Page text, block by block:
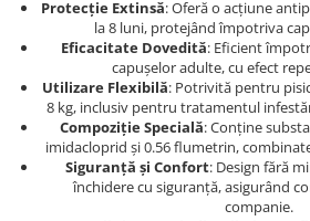
Suplimente nutritive
Vitamine și minerale
Hrană
Hrană umedă
Hrană uscată
Recompense și snack-uri
Suplimente nutritive
Vitamine și minerale
Hrană
Hrană umedă
Hrană uscată
Igienă
Protecție Extinsă: Oferă o acțiune
la 8 luni, protejând împotriva
Eficacitate Dovedită: Eficient
capușelor adulte, cu efect
Utilizare Flexibilă: Potrivită pentru
8 kg, inclusiv pentru tratamentul
Compoziție Specială: Conține
imidacloprid și 0.56 flumetrin,
Siguranță și Confort: Design fără
închidere cu siguranță, asigurând
companie.